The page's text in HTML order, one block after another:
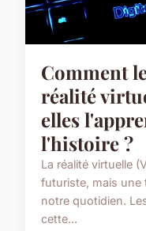
Comment
réalité
elles
l'histoire ?
La réalité virtuelle
futuriste, mais une
notre quotidien.
cette...